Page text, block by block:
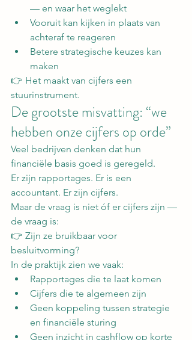
— en waar het weglekt
Vooruit kan kijken in plaats van
achteraf te reageren
Betere strategische keuzes kan
maken
👉 Het maakt van cijfers een
stuurinstrument.
De grootste misvatting: “we
hebben onze cijfers op orde”
Veel bedrijven denken dat hun
financiële basis goed is geregeld.
Er zijn rapportages. Er is een
accountant. Er zijn cijfers.
Maar de vraag is niet óf er cijfers zijn —
de vraag is:
👉 Zijn ze bruikbaar voor
besluitvorming?
In de praktijk zien we vaak:
Rapportages die te laat komen
Cijfers die te algemeen zijn
Geen koppeling tussen strategie
en financiële sturing
Geen inzicht in cashflow op korte